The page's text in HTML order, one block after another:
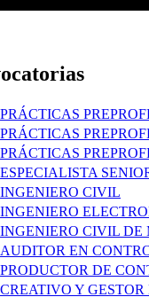
PRÁCTICAS
PRÁCTICAS
PRÁCTICAS
ESPECIALISTA
INGENIERO CIVIL
INGENIERO
INGENIERO CIVIL
AUDITOR EN
PRODUCTOR DE
CREATIVO Y